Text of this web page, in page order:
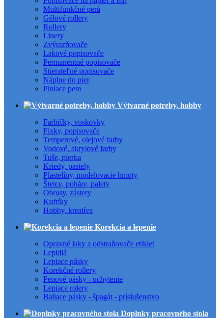
Multifunkčné perá
Gélové rollery
Rollery
Linery
Zvýrazňovače
Lakové popisovače
Permanentné popisovače
Stierateľné popisovače
Náplne do pier
Plniace pero
Výtvarné potreby, hobby
Farbičky, voskovky
Fixky, popisovače
Temperové, olejové farby
Vodové, akrylové farby
Tuše, pierka
Kriedy, pastely
Plastelíny, modelovacie hmoty
Štetce, poháre, palety
Obrusy, zástery
Kufríky
Hobby, kreatíva
Korekcia a lepenie
Opravné laky a odstraňovače etikiet
Lepidlá
Lepiace pásky
Korekčné rollery
Penové pásky - uchytenie
Lepiace rolery
Baliace pásky - špagát - príslušenstvo
Doplnky pracovného stola